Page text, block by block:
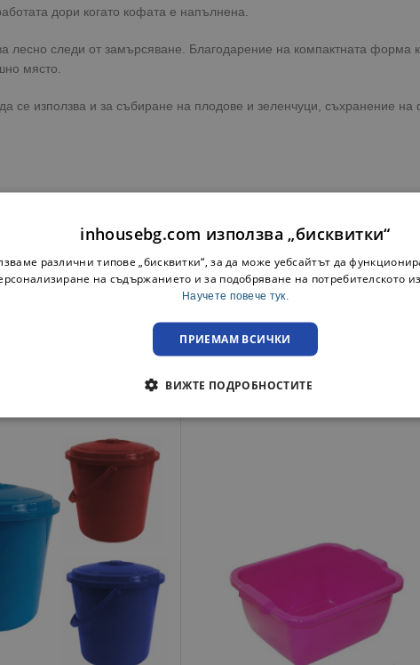
дори когато кофата е напълнена.
лесно следи от замърсяване. Благодарение на компактната
място.
се използва и за събиране на плодове и зеленчуци, съхранение
практична пластмасова кофа. Разгледайте и останалите
inhousebg.com използва „бисквитки“
различни типове „бисквитки“, за да може уебсайтът да
на съдържанието и за подобряване на потребителското
Научете повече тук.
ПРИЕМАМ ВСИЧКИ
ВИЖТЕ ПОДРОБНОСТИТЕ